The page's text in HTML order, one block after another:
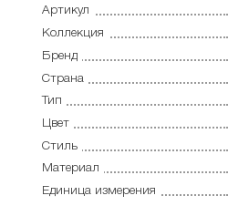
Артикул
Коллекция
Бренд
Страна
Тип
Цвет
Стиль
Материал
Единица измерения